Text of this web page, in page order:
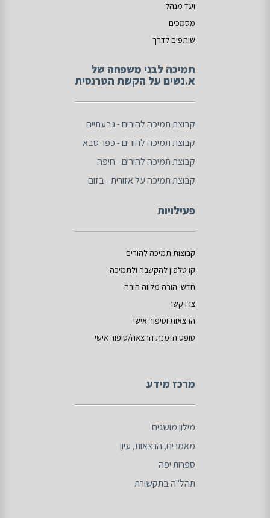
ועד מנהל
מסמכים
שותפים לדרך
תמיכה לבני משפחה של
א.נשים על הקשת הטרנסית
קבוצת תמיכה להורים - גבעתיים
קבוצת תמיכה להורים - כפר סבא
קבוצת תמיכה להורים - חיפה
קבוצת תמיכה על אזורית - בזום
פעילויות
קבוצות תמיכה להורים
קו טלפון להקשבה ולתמיכה
חדש! הורה מלווה הורה
צרו קשר
הרצאות וסיפור אישי
טופס הזמנת הרצאה/סיפור אישי
מרכז מידע
מילון מושגים
מאמרים, הרצאות, עיון
ספרותיפה
תהל"ה בתקשורת